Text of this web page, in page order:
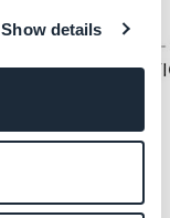
Show details